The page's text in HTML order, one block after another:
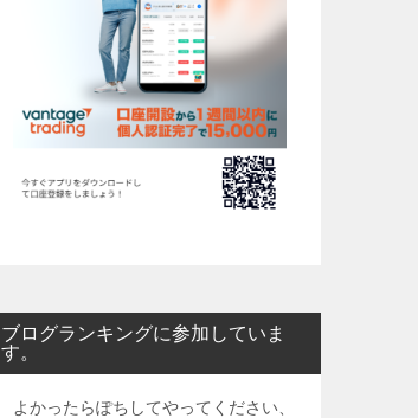
ブログランキングに参加していま
す。
よかったらぽちしてやってください、